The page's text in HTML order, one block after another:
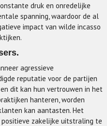
druk en onredelijke
spanning, waardoor de al
impact van wilde incasso
agressieve
reputatie voor de partijen
dit kan hun vertrouwen in het
hanteren, worden
kan aantasten. Het
positieve zakelijke uitstraling te